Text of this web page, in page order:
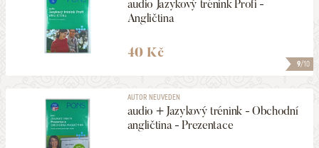
9/10
audio Jazykový trénink Profi -
Angličtina
40 Kč
AUTOR NEUVEDEN
audio + Jazykový trénink - Obchodní
angličtina - Prezentace